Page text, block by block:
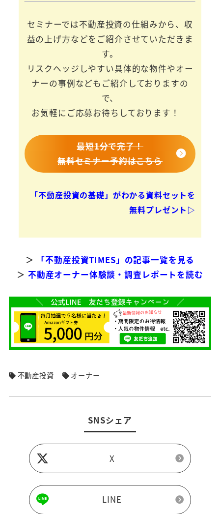
セミナーでは不動産投資の仕組みから、収
益の上げ方などをご紹介させていただきま
す。
リスクヘッジしやすい具体的な物件やオー
ナーの事例などもご紹介しておりますの
で、
お気軽にご応募お待ちしております！
最短1分で完了！
無料セミナー予約はこちら
「不動産投資の基礎」がわかる資料セットを
無料プレゼント▷
＞
「不動産投資TIMES」の記事一覧を見る
＞ 不動産オーナー体験談・調査レポートを読む
不動産投資 オーナー
SNSシェア
X
LINE